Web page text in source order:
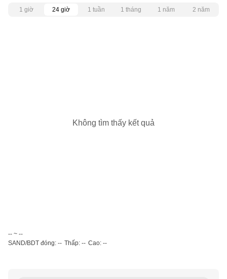
1 giờ 24 giờ 1 tuần 1 tháng 1 năm 2 năm
Không tìm thấy kết quả
-- ~ --
SAND/BDT đóng: -- Thấp: -- Cao: --